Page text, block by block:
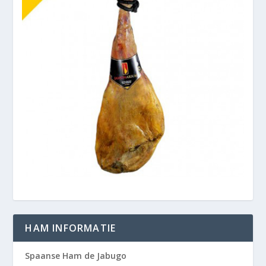
HAM INFORMATIE
Spaanse Ham de Jabugo